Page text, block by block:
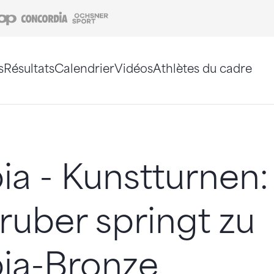
Coop Concordia
RésultatsCalendrierVidéosAthlètes du cadre
- Kunstturnen:
springt zu
Bronze